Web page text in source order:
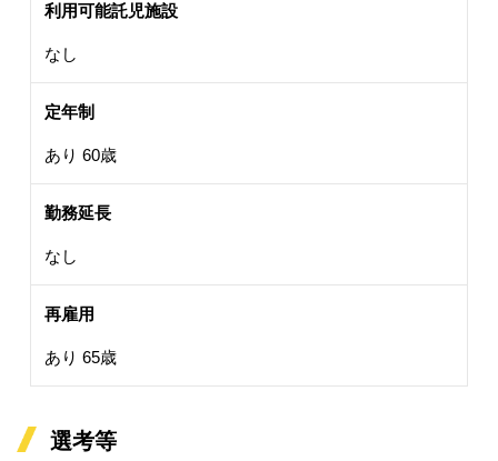
利用可能託児施設
なし
定年制
あり 60歳
勤務延長
なし
再雇用
あり 65歳
選考等